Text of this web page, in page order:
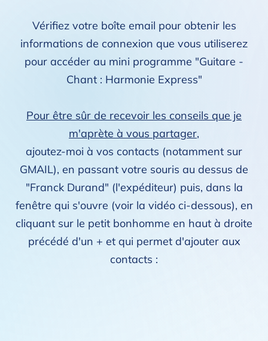
Vérifiez votre boîte email pour obtenir les
informations de connexion que vous utiliserez
pour accéder au mini programme "Guitare -
Chant : Harmonie Express"
Pour être sûr de recevoir les conseils que je
m'aprète à vous partager,
ajoutez-moi à vos contacts (notamment sur
GMAIL), en passant votre souris au dessus de
"Franck Durand" (l'expéditeur) puis, dans la
fenêtre qui s'ouvre (voir la vidéo ci-dessous), en
cliquant sur le petit bonhomme en haut à droite
précédé d'un + et qui permet d'ajouter aux
contacts :